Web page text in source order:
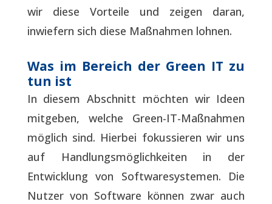
wir diese Vorteile und zeigen daran,
inwiefern sich diese Maßnahmen lohnen.
Was im Bereich der Green IT zu
tun ist
In diesem Abschnitt möchten wir Ideen
mitgeben, welche Green-IT-Maßnahmen
möglich sind. Hierbei fokussieren wir uns
auf Handlungsmöglichkeiten in der
Entwicklung von Softwaresystemen. Die
Nutzer von Software können zwar auch